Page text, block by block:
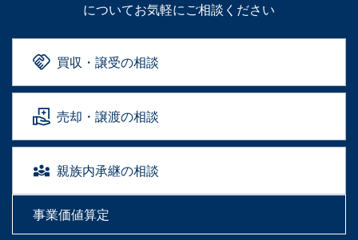
についてお気軽にご相談ください
買収・譲受の相談
売却・譲渡の相談
親族内承継の相談
事業価値算定